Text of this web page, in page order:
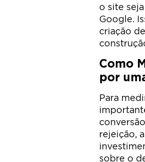
o site
Google.
criação
Como
por
Para
rejeição,
sobre o